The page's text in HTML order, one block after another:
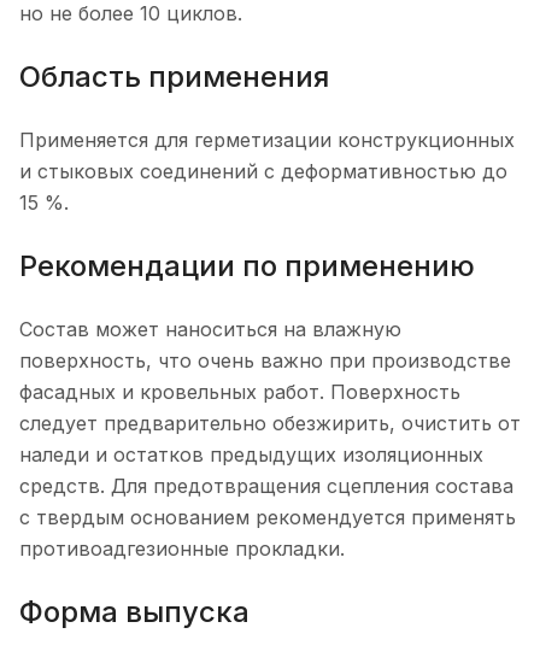
но не более 10 циклов.
Область применения
Применяется для герметизации конструкционных
и стыковых соединений с деформативностью до
15 %.
Рекомендации по применению
Состав может наноситься на влажную
поверхность, что очень важно при производстве
фасадных и кровельных работ. Поверхность
следует предварительно обезжирить, очистить от
наледи и остатков предыдущих изоляционных
средств. Для предотвращения сцепления состава
с твердым основанием рекомендуется применять
противоадгезионные прокладки.
Форма выпуска